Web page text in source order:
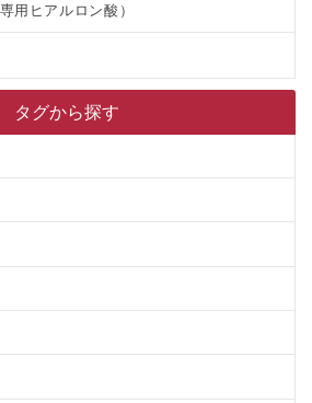
用ヒアルロン酸）
タグから探す